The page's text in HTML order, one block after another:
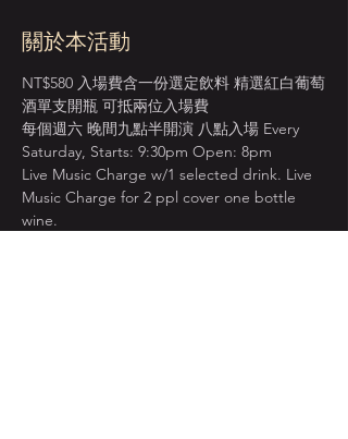
關於本活動
NT$580 入場費含一份選定飲料 精選紅白葡萄
酒單支開瓶 可抵兩位入場費
每個週六 晚間九點半開演 八點入場 Every
Saturday, Starts: 9:30pm Open: 8pm
Live Music Charge w/1 selected drink. Live
Music Charge for 2 ppl cover one bottle
wine.